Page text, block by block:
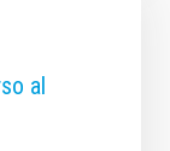
al